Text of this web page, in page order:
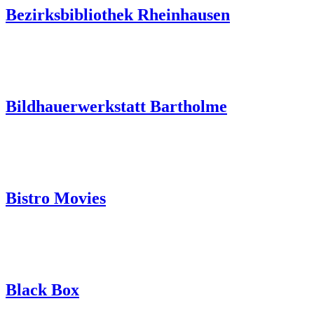
Bezirksbibliothek Rheinhausen
Bildhauerwerkstatt Bartholme
Bistro Movies
Black Box